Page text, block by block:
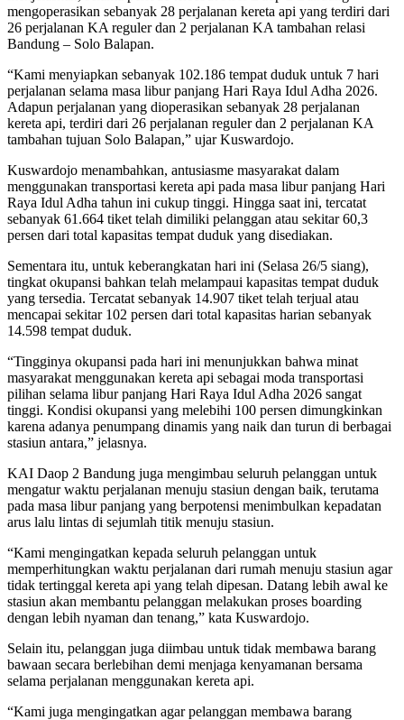
mengoperasikan sebanyak 28 perjalanan kereta api yang terdiri dari
26 perjalanan KA reguler dan 2 perjalanan KA tambahan relasi
Bandung – Solo Balapan.
“Kami menyiapkan sebanyak 102.186 tempat duduk untuk 7 hari
perjalanan selama masa libur panjang Hari Raya Idul Adha 2026.
Adapun perjalanan yang dioperasikan sebanyak 28 perjalanan
kereta api, terdiri dari 26 perjalanan reguler dan 2 perjalanan KA
tambahan tujuan Solo Balapan,” ujar Kuswardojo.
Kuswardojo menambahkan, antusiasme masyarakat dalam
menggunakan transportasi kereta api pada masa libur panjang Hari
Raya Idul Adha tahun ini cukup tinggi. Hingga saat ini, tercatat
sebanyak 61.664 tiket telah dimiliki pelanggan atau sekitar 60,3
persen dari total kapasitas tempat duduk yang disediakan.
Sementara itu, untuk keberangkatan hari ini (Selasa 26/5 siang),
tingkat okupansi bahkan telah melampaui kapasitas tempat duduk
yang tersedia. Tercatat sebanyak 14.907 tiket telah terjual atau
mencapai sekitar 102 persen dari total kapasitas harian sebanyak
14.598 tempat duduk.
“Tingginya okupansi pada hari ini menunjukkan bahwa minat
masyarakat menggunakan kereta api sebagai moda transportasi
pilihan selama libur panjang Hari Raya Idul Adha 2026 sangat
tinggi. Kondisi okupansi yang melebihi 100 persen dimungkinkan
karena adanya penumpang dinamis yang naik dan turun di berbagai
stasiun antara,” jelasnya.
KAI Daop 2 Bandung juga mengimbau seluruh pelanggan untuk
mengatur waktu perjalanan menuju stasiun dengan baik, terutama
pada masa libur panjang yang berpotensi menimbulkan kepadatan
arus lalu lintas di sejumlah titik menuju stasiun.
“Kami mengingatkan kepada seluruh pelanggan untuk
memperhitungkan waktu perjalanan dari rumah menuju stasiun agar
tidak tertinggal kereta api yang telah dipesan. Datang lebih awal ke
stasiun akan membantu pelanggan melakukan proses boarding
dengan lebih nyaman dan tenang,” kata Kuswardojo.
Selain itu, pelanggan juga diimbau untuk tidak membawa barang
bawaan secara berlebihan demi menjaga kenyamanan bersama
selama perjalanan menggunakan kereta api.
“Kami juga mengingatkan agar pelanggan membawa barang